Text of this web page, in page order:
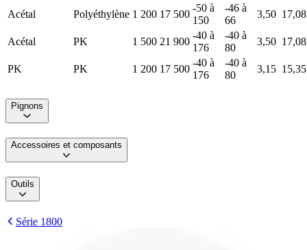
Acétal Polyéthylène 1 200 17 500
-50 à
150
-46 à
66
3,50 17,08
Acétal PK 1 500 21 900
-40 à
176
-40 à
80
3,50 17,08
PK PK 1 200 17 500
-40 à
176
-40 à
80
3,15 15,35
Pignons
Accessoires et composants
Outils
Série 1800